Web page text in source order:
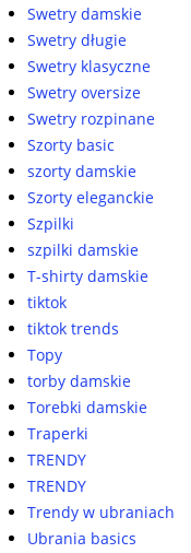
Swetry damskie
Swetry długie
Swetry klasyczne
Swetry oversize
Swetry rozpinane
Szorty basic
szorty damskie
Szorty eleganckie
Szpilki
szpilki damskie
T-shirty damskie
tiktok
tiktok trends
Topy
torby damskie
Torebki damskie
Traperki
TRENDY
TRENDY
Trendy w ubraniach
Ubrania basics